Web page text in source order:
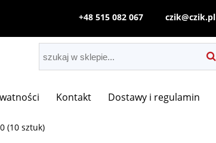
+48 515 082 067 czik@czik.pl
Kontakt Dostawy i regulamin
(10 sztuk)